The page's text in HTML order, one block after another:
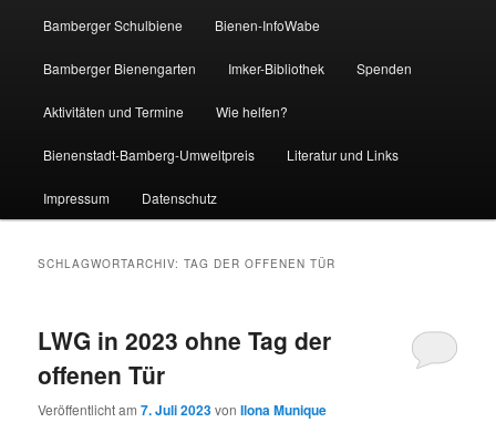
Bamberger Schulbiene Bienen-InfoWabe
Bamberger Bienengarten Imker-Bibliothek Spenden
Aktivitäten und Termine Wie helfen?
Bienenstadt-Bamberg-Umweltpreis Literatur und Links
Impressum Datenschutz
SCHLAGWORTARCHIV:TAG DER OFFENEN TÜR
LWG in 2023 ohne Tag der
offenen Tür
Veröffentlicht am7. Juli 2023vonIlona Munique